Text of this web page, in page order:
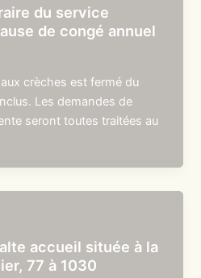
du service
de congé annuel
crèches est fermé du
Les demandes de
seront toutes traitées au
accueil située à la
77 à 1030